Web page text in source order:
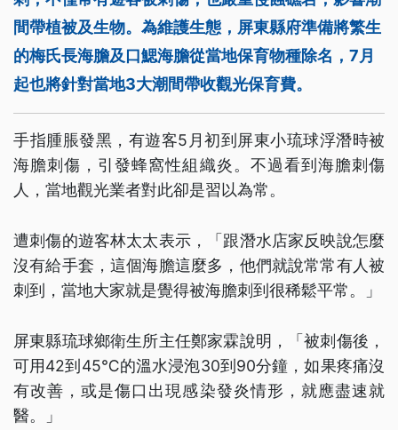
間帶植被及生物。為維護生態，屏東縣府準備將繁生
的梅氏長海膽及口鰓海膽從當地保育物種除名，7月
起也將針對當地3大潮間帶收觀光保育費。
手指腫脹發黑，有遊客5月初到屏東小琉球浮潛時被
海膽刺傷，引發蜂窩性組織炎。不過看到海膽刺傷
人，當地觀光業者對此卻是習以為常。
遭刺傷的遊客林太太表示，「跟潛水店家反映說怎麼
沒有給手套，這個海膽這麼多，他們就說常常有人被
刺到，當地大家就是覺得被海膽刺到很稀鬆平常。」
屏東縣琉球鄉衛生所主任鄭家霖說明，「被刺傷後，
可用42到45℃的溫水浸泡30到90分鐘，如果疼痛沒
有改善，或是傷口出現感染發炎情形，就應盡速就
醫。」